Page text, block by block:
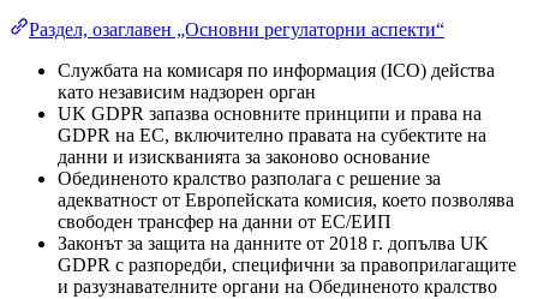
Раздел, озаглавен „Основни регулаторни аспекти“
Службата на комисаря по информация (ICO) действа
като независим надзорен орган
UK GDPR запазва основните принципи и права на
GDPR на ЕС, включително правата на субектите на
данни и изискванията за законово основание
Обединеното кралство разполага с решение за
адекватност от Европейската комисия, което позволява
свободен трансфер на данни от ЕС/ЕИП
Законът за защита на данните от 2018 г. допълва UK
GDPR с разпоредби, специфични за правоприлагащите
и разузнавателните органи на Обединеното кралство